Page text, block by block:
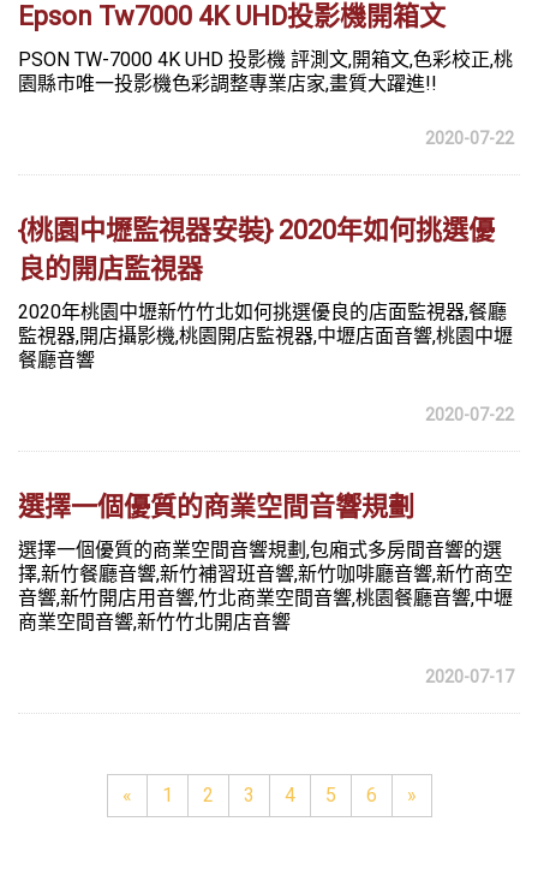
Epson Tw7000 4K UHD投影機開箱文
PSON TW-7000 4K UHD 投影機 評測文,開箱文,色彩校正,桃
園縣市唯一投影機色彩調整專業店家,畫質大躍進!!
2020-07-22
{桃園中壢監視器安裝} 2020年如何挑選優
良的開店監視器
2020年桃園中壢新竹竹北如何挑選優良的店面監視器,餐廳
監視器,開店攝影機,桃園開店監視器,中壢店面音響,桃園中壢
餐廳音響
2020-07-22
選擇一個優質的商業空間音響規劃
選擇一個優質的商業空間音響規劃,包廂式多房間音響的選
擇,新竹餐廳音響,新竹補習班音響,新竹咖啡廳音響,新竹商空
音響,新竹開店用音響,竹北商業空間音響,桃園餐廳音響,中壢
商業空間音響,新竹竹北開店音響
2020-07-17
« 1 2 3 4 5 6 »